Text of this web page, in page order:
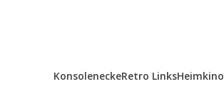
KonsoleneckeRetro LinksHeimkino